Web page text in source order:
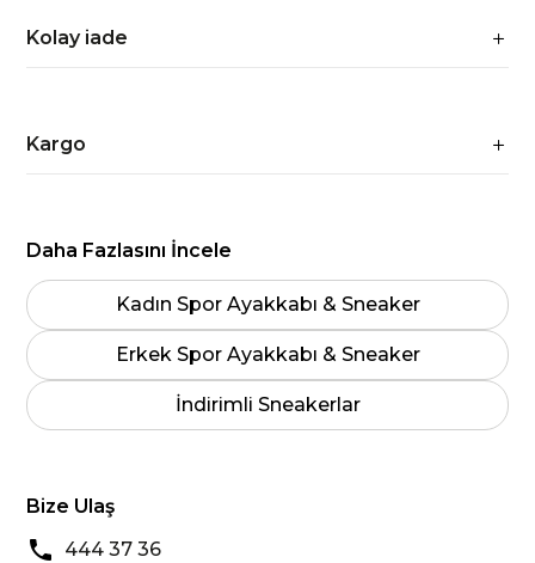
Kolay iade
Kargo
Daha Fazlasını İncele
Kadın Spor Ayakkabı & Sneaker
Erkek Spor Ayakkabı & Sneaker
İndirimli Sneakerlar
Bize Ulaş
444 37 36